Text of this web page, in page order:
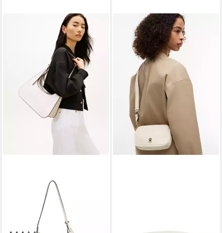
Schultertasche TH MODERN
SHOULDER BAG,
Umhängetasche, Handtasche,
Tragetasche mit Logoprägung